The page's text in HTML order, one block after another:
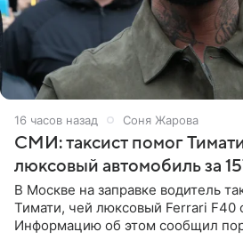
16 часов назад Соня Жарова
СМИ: таксист помог
люксовый автомобиль за
В Москве на заправке водитель
Тимати, чей люксовый Ferrari F40
Информацию об этом сообщил